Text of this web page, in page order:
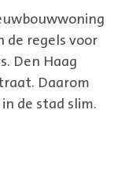
de regels voor
Den Haag
Daarom
de stad slim.